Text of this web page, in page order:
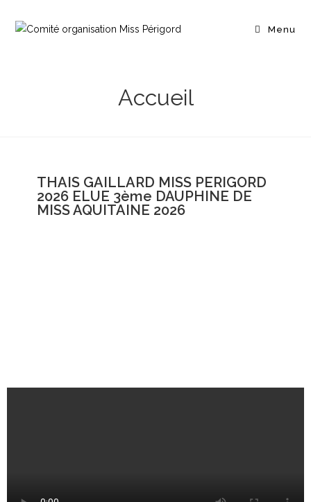
Menu
Accueil
THAIS GAILLARD MISS PERIGORD
2026 ELUE 3ème DAUPHINE DE
MISS AQUITAINE 2026